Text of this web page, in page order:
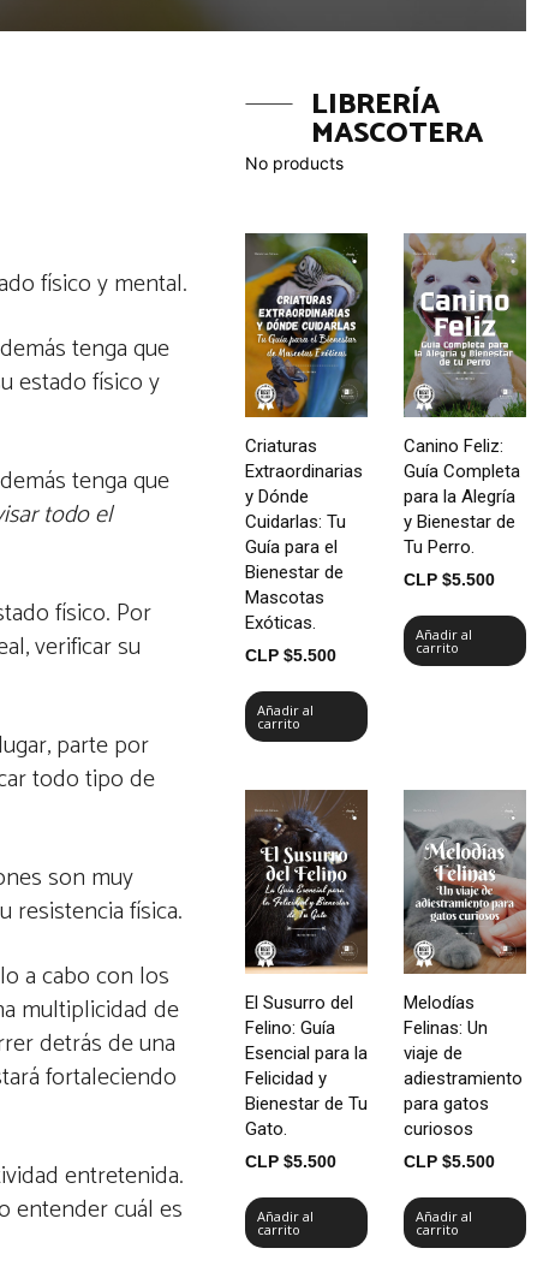
físico y mental.
tenga que
estado físico y
tenga que
todo el
físico. Por
verificar su
parte por
todo tipo de
son muy
resistencia física.
a cabo con los
multiplicidad de
detrás de una
fortaleciendo
entretenida.
entender cuál es
LIBRERÍA
MASCOTERA
Criaturas
Extraordinarias
y Dónde
Cuidarlas: Tu
Guía para el
Bienestar de
Mascotas
Exóticas.
CLP $5.500
Añadir al
carrito
Canino Feliz:
Guía Completa
para la Alegría
y Bienestar de
Tu Perro.
CLP $5.500
Añadir al
carrito
El Susurro del
Felino: Guía
Esencial para la
Felicidad y
Bienestar de Tu
Gato.
CLP $5.500
Añadir al
carrito
Melodías
Felinas: Un
viaje de
adiestramiento
para gatos
curiosos
CLP $5.500
Añadir al
carrito